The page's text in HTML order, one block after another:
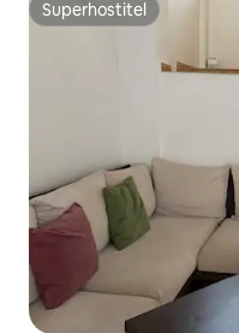
Superhostitel
Superhostitel